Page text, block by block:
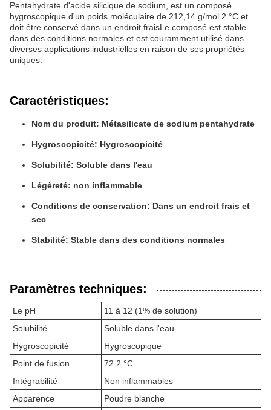
Pentahydrate d'acide silicique de sodium, est un composé
hygroscopique d'un poids moléculaire de 212,14 g/mol.2 °C et
doit être conservé dans un endroit fraisLe composé est stable
dans des conditions normales et est couramment utilisé dans
diverses applications industrielles en raison de ses propriétés
uniques.
Caractéristiques:
Nom du produit: Métasilicate de sodium pentahydrate
Hygroscopicité: Hygroscopicité
Solubilité: Soluble dans l'eau
Légèreté: non inflammable
Conditions de conservation: Dans un endroit frais et
sec
Stabilité: Stable dans des conditions normales
Paramètres techniques:
Le pH
11 à 12 (1% de solution)
Solubilité
Soluble dans l'eau
Hygroscopicité
Hygroscopique
Point de fusion
72.2 °C
Intégrabilité
Non inflammables
Apparence
Poudre blanche